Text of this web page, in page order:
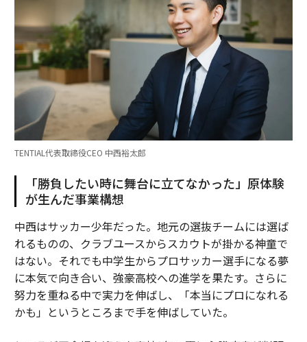
TENTIAL代表取締役CEO 中西裕太郎
「勝負したい時に舞台に立てなかった」原体験
が生んだ事業構想
中西はサッカー少年だった。地元の選抜チームには選ば
れるものの、クラブユースからスカウトが掛かる神童で
はない。それでも中学生からプロサッカー選手になる夢
に本気で向き合い、強豪高校への進学を果たす。さらに
努力を重ねる中で実力を伸ばし、「本当にプロになれる
かも」というところまで手を伸ばしていた。